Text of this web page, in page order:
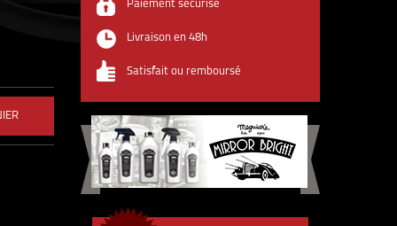
Paiement sécurisé
Livraison en 48h
Satisfait ou remboursé